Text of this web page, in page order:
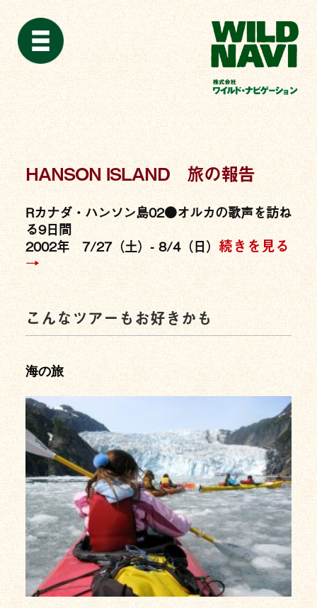
HANSON ISLAND 旅の報告
Rカナダ・ハンソン島02●オルカの歌声を訪ね
る9日間
2002年 7/27（土）- 8/4（日） 続きを見る
→
こんなツアーもお好きかも
海の旅